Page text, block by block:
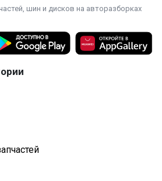
шин и дисков на авторазборках